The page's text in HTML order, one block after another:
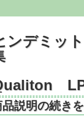
ンデミッ
説明の続き